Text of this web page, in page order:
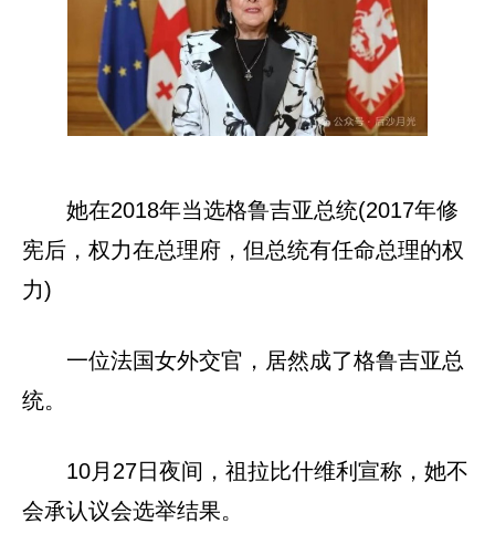
她在2018年当选格鲁吉亚总统(2017年修
宪后，权力在总理府，但总统有任命总理的权
力)
一位法国女外交官，居然成了格鲁吉亚总
统。
10月27日夜间，祖拉比什维利宣称，她不
会承认议会选举结果。